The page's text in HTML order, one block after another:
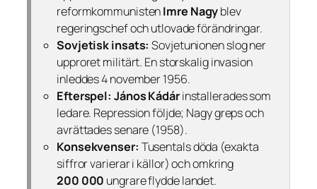
reformkommunistenImre Nagyblev
regeringschef och utlovade förändringar.
Sovjetisk insats: Sovjetunionen slog ner
upproret militärt. En storskalig invasion
inleddes 4 november 1956.
Efterspel: János Kádárinstallerades som
ledare. Repression följde; Nagy greps och
avrättades senare (1958).
Konsekvenser: Tusentals döda (exakta
siffror varierar i källor) och omkring
200 000 ungrare flydde landet.